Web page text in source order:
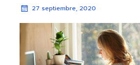
27 septiembre, 2020